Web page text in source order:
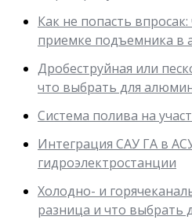
Как не попасть
приемке подъемника в
Дробеструйная или
что выбрать для
Система полива на
Интеграция САУ ГА в
гидроэлектростанции
Холодно- и
разница и что выбрать